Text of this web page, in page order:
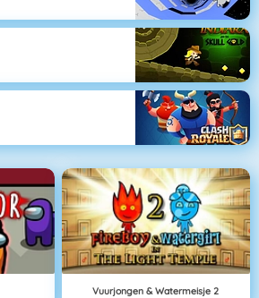
Vuurjongen & Watermeisje 2